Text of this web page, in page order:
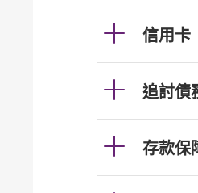
信用卡
追討債
存款保